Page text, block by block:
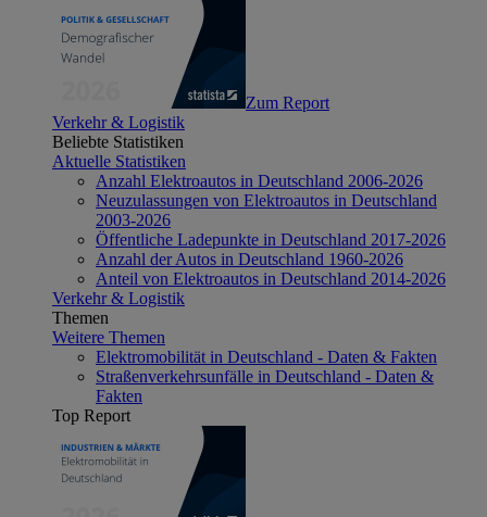
Zum Report
Verkehr & Logistik
Beliebte Statistiken
Aktuelle Statistiken
Anzahl Elektroautos in Deutschland 2006-2026
Neuzulassungen von Elektroautos in Deutschland
2003-2026
Öffentliche Ladepunkte in Deutschland 2017-2026
Anzahl der Autos in Deutschland 1960-2026
Anteil von Elektroautos in Deutschland 2014-2026
Verkehr & Logistik
Themen
Weitere Themen
Elektromobilität in Deutschland - Daten & Fakten
Straßenverkehrsunfälle in Deutschland - Daten &
Fakten
Top Report